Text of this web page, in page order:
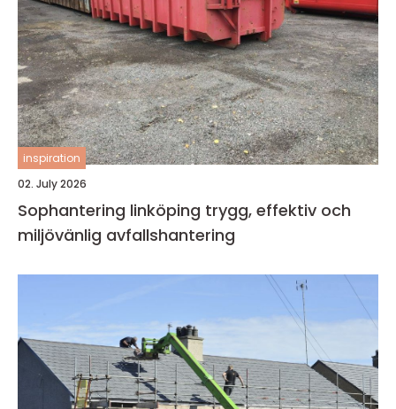
inspiration
02. July 2026
Sophantering linköping trygg, effektiv och
miljövänlig avfallshantering